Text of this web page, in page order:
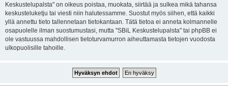
Keskustelupalsta" on oikeus poistaa, muokata, siirtää ja sulkea mikä tahansa
keskusteluketju tai viesti niin halutessamme. Suostut myös siihen, että kaikki
yllä annettu tieto tallennetaan tietokantaan. Tätä tietoa ei anneta kolmannelle
osapuolelle ilman suostumustasi, mutta "SBiL Keskustelupalsta" tai phpBB ei
ole vastuussa mahdollisen tietoturvamurron aiheuttamasta tietojen vuodosta
ulkopuolisille tahoille.